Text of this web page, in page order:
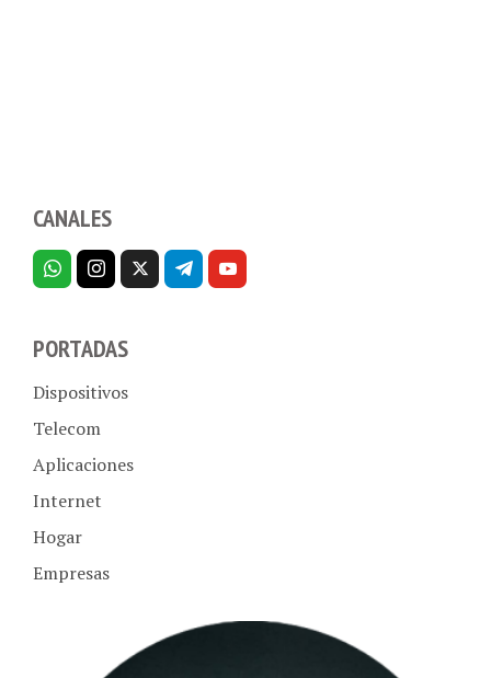
CANALES
PORTADAS
Dispositivos
Telecom
Aplicaciones
Internet
Hogar
Empresas